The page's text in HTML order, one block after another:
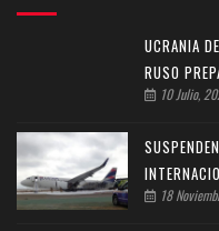
UCRANIA
RUSO
10 Julio,
18